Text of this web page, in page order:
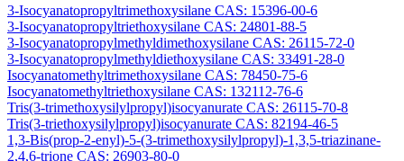
3-Isocyanatopropyltrimethoxysilane CAS: 15396-00-6
3-Isocyanatopropyltriethoxysilane CAS: 24801-88-5
3-Isocyanatopropylmethyldimethoxysilane CAS: 26115-72-0
3-Isocyanatopropylmethyldiethoxysilane CAS: 33491-28-0
Isocyanatomethyltrimethoxysilane CAS: 78450-75-6
Isocyanatomethyltriethoxysilane CAS: 132112-76-6
Tris(3-trimethoxysilylpropyl)isocyanurate CAS: 26115-70-8
Tris(3-triethoxysilylpropyl)isocyanurate CAS: 82194-46-5
1,3-Bis(prop-2-enyl)-5-(3-trimethoxysilylpropyl)-1,3,5-triazinane-
2,4,6-trione CAS: 26903-80-0